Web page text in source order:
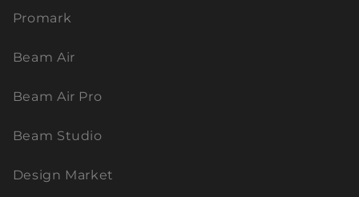
Promark
Beam Air
Beam Air Pro
Beam Studio
Design Market